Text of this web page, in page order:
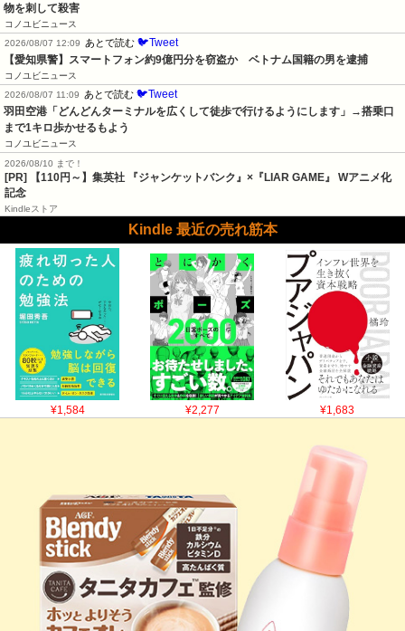
物を刺して殺害
コノユビニュース
2026/08/07 12:09
あとで読む 🐦Tweet
【愛知県警】スマートフォン約9億円分を窃盗か　ベトナム国籍の男を逮捕
コノユビニュース
2026/08/07 11:09
あとで読む 🐦Tweet
羽田空港「どんどんターミナルを広くして徒歩で行けるようにします」→搭乗口
まで1キロ歩かせるもよう
コノユビニュース
2026/08/10 まで！
[PR]
【110円～】集英社 『ジャンケットバンク』×『LIAR GAME』 Wアニメ化
記念
Kindleストア
Kindle 最近の売れ筋本
¥1,584 ¥2,277 ¥1,683